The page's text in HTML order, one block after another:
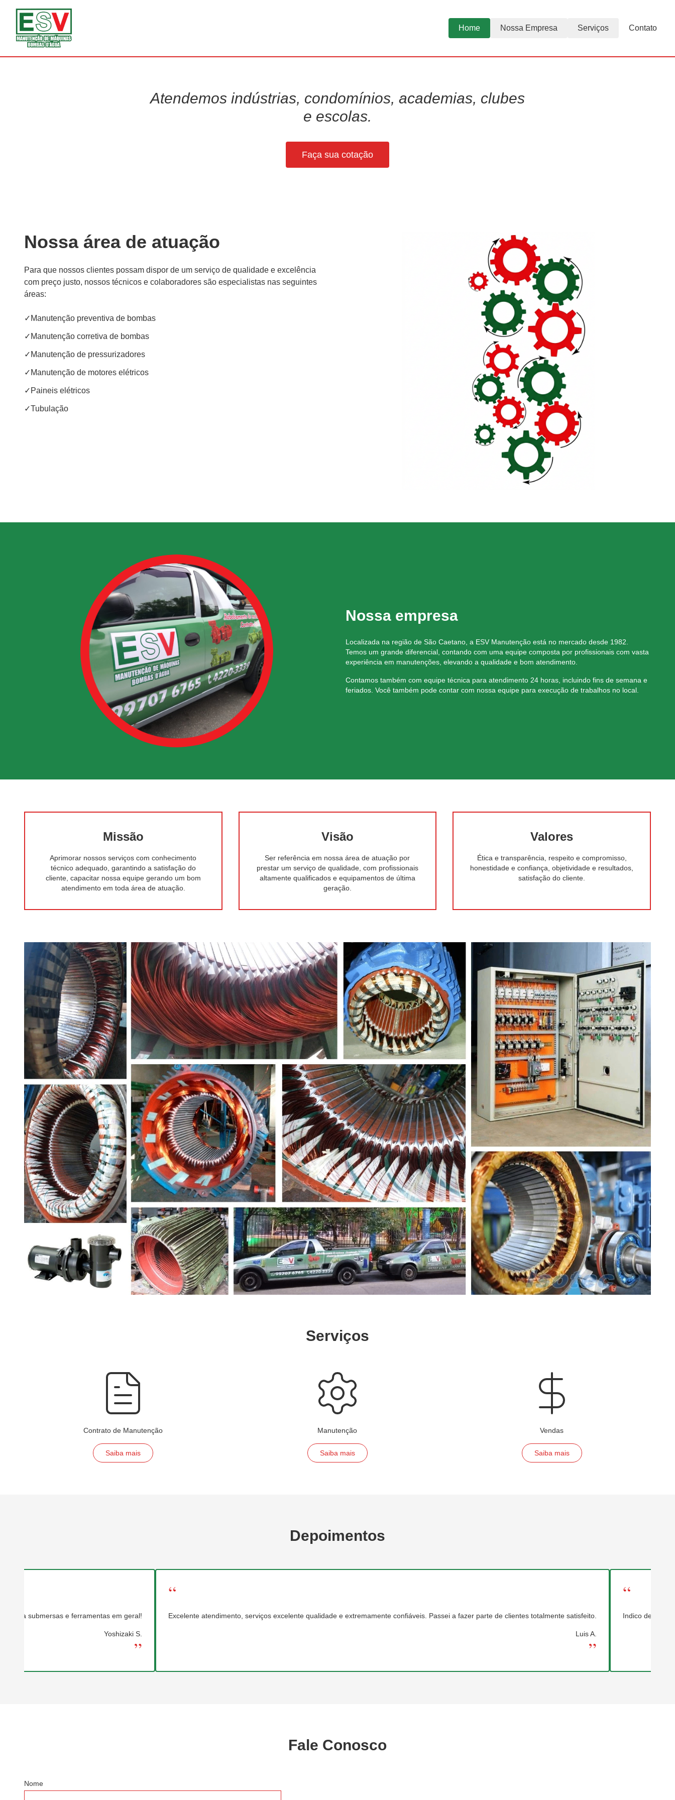
Home Nossa Empresa Serviços Contato
Atendemos indústrias, condomínios, academias, clubes
e escolas.
Faça sua cotação
Nossa área de atuação
Para que nossos clientes possam dispor de um serviço de qualidade e excelência
com preço justo, nossos técnicos e colaboradores são especialistas nas seguintes
áreas:
✓ Manutenção preventiva de bombas
✓ Manutenção corretiva de bombas
✓ Manutenção de pressurizadores
✓ Manutenção de motores elétricos
✓ Paineis elétricos
✓Tubulação
Nossa empresa
Localizada na região de São Caetano, a ESV Manutenção está no mercado desde 1982.
Temos um grande diferencial, contando com uma equipe composta por profissionais com vasta
experiência em manutenções, elevando a qualidade e bom atendimento.
Contamos também com equipe técnica para atendimento 24 horas, incluindo fins de semana e
feriados. Você também pode contar com nossa equipe para execução de trabalhos no local.
Missão
Aprimorar nossos serviços com conhecimento
técnico adequado, garantindo a satisfação do
cliente, capacitar nossa equipe gerando um bom
atendimento em toda área de atuação.
Visão
Ser referência em nossa área de atuação por
prestar um serviço de qualidade, com profissionais
altamente qualificados e equipamentos de última
geração.
Valores
Ética e transparência, respeito e compromisso,
honestidade e confiança, objetividade e resultados,
satisfação do cliente.
Serviços
Contrato de Manutenção
Saiba mais
Manutenção
Saiba mais
Vendas
Saiba mais
Depoimentos
e ferramentas em geral!
Yoshizaki S.
Excelente atendimento, serviços excelente qualidade e extremamente confiáveis. Passei a fazer parte de clientes totalmente satisfeito. Indico de olhos fechados
Fale Conosco
Nome